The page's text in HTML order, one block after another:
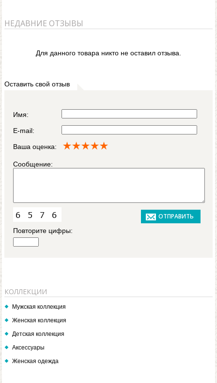
НЕДАВНИЕ ОТЗЫВЫ
Для данного товара никто не оставил отзыва.
Оставить свой отзыв
Имя:
E-mail:
Ваша оценка:
Сообщение:
Повторите цифры:
КОЛЛЕКЦИИ
Мужская коллекция
Женская коллекция
Детская коллекция
Аксессуары
Женская одежда